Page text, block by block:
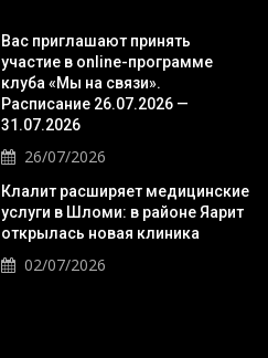
Вас приглашают принять
участие в online-программе
клуба «Мы на связи».
Расписание 26.07.2026 —
31.07.2026
26/07/2026
Клалит расширяет медицинские
услуги в Шломи: в районе Яарит
открылась новая клиника
02/07/2026